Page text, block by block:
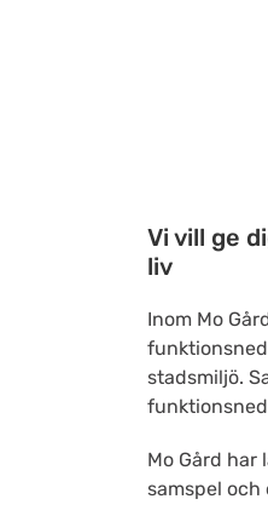
Vi vill ge
liv
Inom Mo
stadsmiljö.
Mo Gård
samspel och